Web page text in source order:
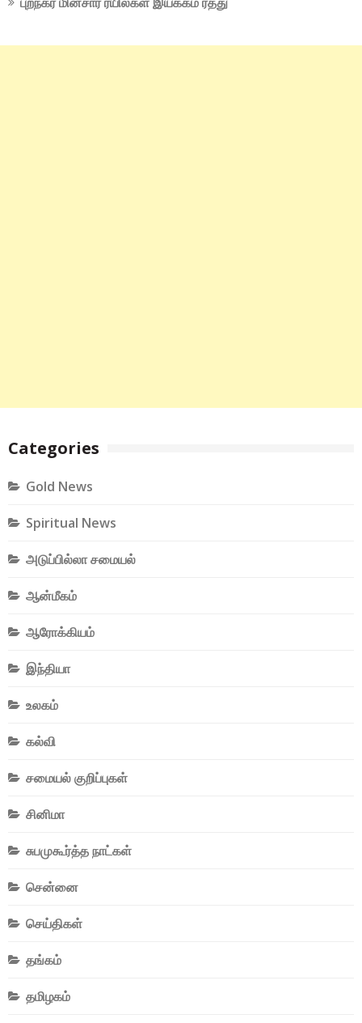
Categories
Gold News
Spiritual News
அடுப்பில்லா சமையல்
ஆன்மீகம்
ஆரோக்கியம்
இந்தியா
உலகம்
கல்வி
சமையல் குறிப்புகள்
சினிமா
சுபமுகூர்த்த நாட்கள்
சென்னை
செய்திகள்
தங்கம்
தமிழகம்